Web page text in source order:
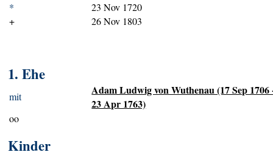
*
23 Nov 1720
+
26 Nov 1803
1. Ehe
mit
Adam Ludwig von Wuthenau (17 Sep 1706
23 Apr 1763)
oo
Kinder